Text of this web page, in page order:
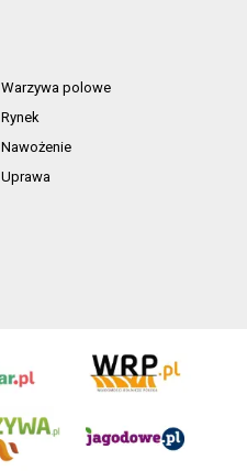
Warzywa polowe
Rynek
Nawożenie
Uprawa